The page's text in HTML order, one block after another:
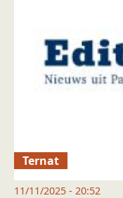
Ternat
11/11/2025 - 20:52